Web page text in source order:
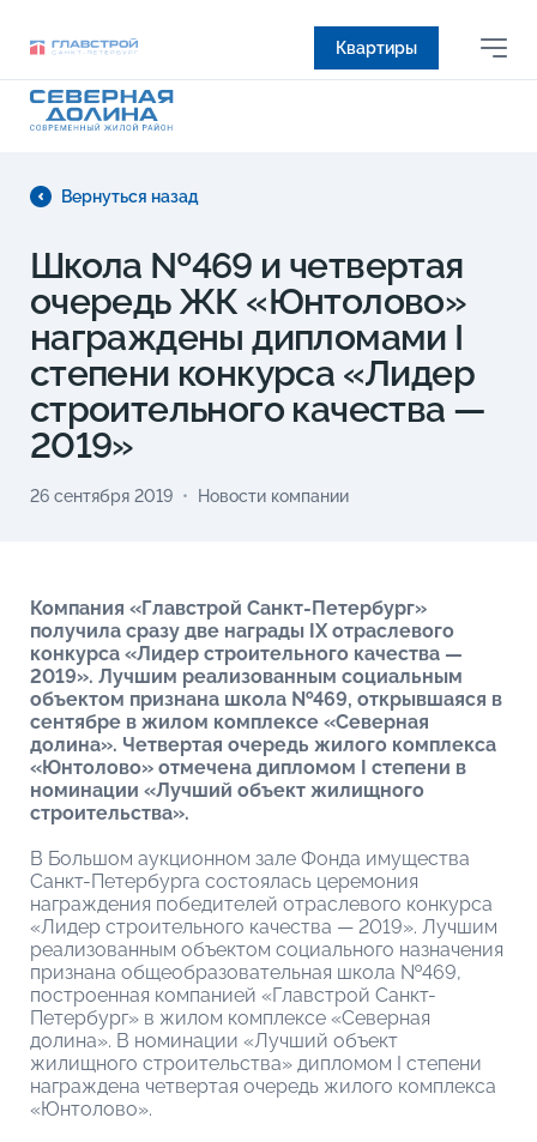
Квартиры
Вернуться назад
Школа №469 и четвертая
очередь ЖК «Юнтолово»
награждены дипломами I
степени конкурса «Лидер
строительного качества —
2019»
26 сентября 2019 Новости компании
Компания «Главстрой Санкт-Петербург»
получила сразу две награды IX отраслевого
конкурса «Лидер строительного качества —
2019». Лучшим реализованным социальным
объектом признана школа №469, открывшаяся в
сентябре в жилом комплексе «Северная
долина». Четвертая очередь жилого комплекса
«Юнтолово» отмечена дипломом I степени в
номинации «Лучший объект жилищного
строительства».
В Большом аукционном зале Фонда имущества
Санкт-Петербурга состоялась церемония
награждения победителей отраслевого конкурса
«Лидер строительного качества — 2019». Лучшим
реализованным объектом социального назначения
признана общеобразовательная школа №469,
построенная компанией «Главстрой Санкт-
Петербург» в жилом комплексе «Северная
долина». В номинации «Лучший объект
жилищного строительства» дипломом I степени
награждена четвертая очередь жилого комплекса
«Юнтолово».